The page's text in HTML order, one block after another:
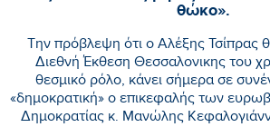
θώκο».
Την πρόβλεψη ότι ο Αλέξης Τσίπρας
Διεθνή Έκθεση Θεσσαλονικης του
θεσμικό ρόλο, κάνει σήμερα σε
«δημοκρατική» ο επικεφαλής των
Δημοκρατίας κ. Μανώλης